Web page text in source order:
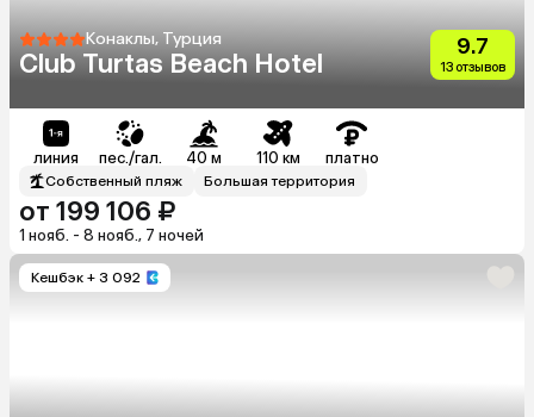
Конаклы, Турция
Club Turtas Beach Hotel
9.7
13 отзывов
линия пес./гал. 40 м 110 км платно
Собственный пляж Большая территория
от 199 106 ₽
1 нояб. - 8 нояб., 7 ночей
Кешбэк + 3 092